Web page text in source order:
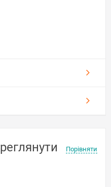
Порівняти